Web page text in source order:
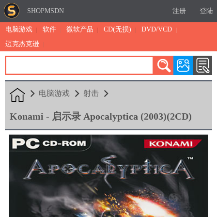
SHOPMSDN 注册 登陆
电脑游戏 软件 微软产品 CD(无损)
DVD/VCD
迈克杰克逊
累计注册：4875
电脑游戏 射击
Konami - 启示录 Apocalyptica (2003)(2CD)